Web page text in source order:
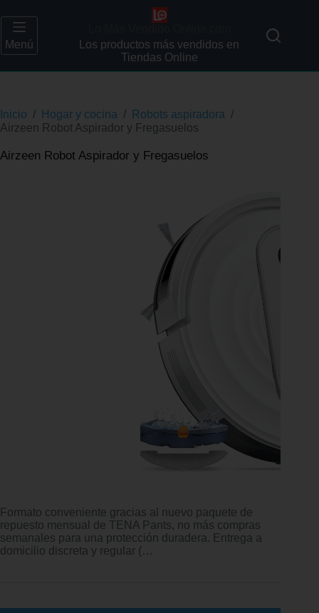
Menú
Los productos más vendidos en
Tiendas Online
Inicio / Hogar y cocina / Robots aspiradora /
Airzeen Robot Aspirador y Fregasuelos
Airzeen Robot Aspirador y Fregasuelos
Formato conveniente gracias al nuevo paquete de
repuesto mensual de TENA Pants, no más compras
semanales para una protección duradera. Entrega a
domicilio discreta y regular (…